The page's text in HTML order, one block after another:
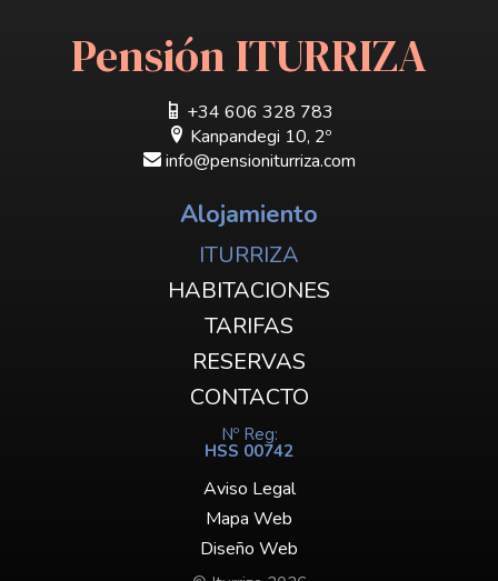
Pensión ITURRIZA
+34 606 328 783
Kanpandegi 10, 2º
info@pensioniturriza.com
Alojamiento
ITURRIZA
HABITACIONES
TARIFAS
RESERVAS
CONTACTO
Nº Reg:
HSS 00742
Aviso Legal
Mapa Web
Diseño Web